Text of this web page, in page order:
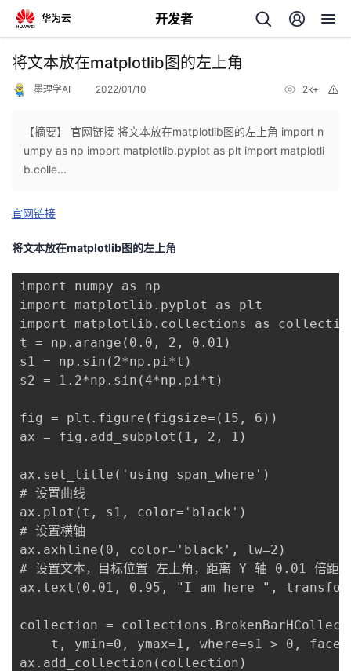
开发者
返
页
开
发
者
我
博
客
的
论
坛
我
的
圈
我
的
我
将文本放在matplotlib图的左上角
墨理学AI 2022/01/10 2k+
【摘要】 官网链接 将文本放在matplotlib图的左上角 import n
umpy as np import matplotlib.pyplot as plt import matplotli
b.colle...
官网链接
将文本放在matplotlib图的左上角
import numpy as np
import matplotlib.pyplot as plt
import matplotlib.collections as
t = np.arange(0.0, 2, 0.01)
s1 = np.sin(2*np.pi*t)
s2 = 1.2*np.sin(4*np.pi*t)
fig = plt.figure(figsize=(15, 6))
ax = fig.add_subplot(1, 2, 1)
ax.set_title('using span_where')
# 设置曲线
ax.plot(t, s1, color='black')
# 设置横轴
ax.axhline(0, color='black', lw=2)
# 设置文本，目标位置 左上角，距离 Y 轴 0.01 倍距
ax.text(0.01, 0.95, "I am here ",
collection =
t, ymin=0, ymax=1, where=s1 > 0,
ax.add_collection(collection)